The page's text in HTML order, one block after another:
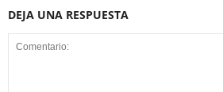
DEJA UNA RESPUESTA